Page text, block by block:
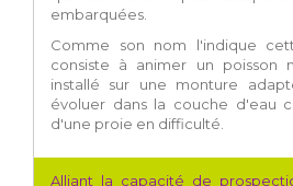
embarquées.
Comme son nom l'indique
consiste à animer un poisson
installé sur une monture
évoluer dans la couche d'eau
d'une proie en difficulté.
Alliant la capacité de